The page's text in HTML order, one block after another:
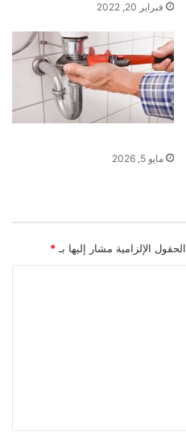
فبراير 20, 2022
مايو 5, 2026
الحقول الإلزامية مشار إليها بـ *